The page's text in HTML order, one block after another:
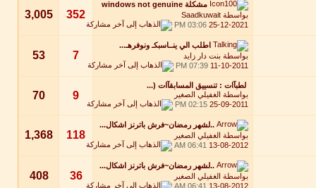
مشكلة windows not genuine
بواسطة Saadkuwait
25-12-2021
03:06 PM
352
3,005
اطلب الي ينــاسبكـ ونوفرهـ...
بواسطة بنت دار زايد
11-10-2011
07:39 PM
7
53
لطبآات : تنسييق المسابقآات (...
بواسطة الغفيلي الصغير
25-09-2011
02:15 PM
9
70
..لشهر رمضان~فرش باترنز اشكال...
بواسطة الغفيلي الصغير
13-08-2012
06:41 AM
118
1,368
..لشهر رمضان~فرش باترنز اشكال...
بواسطة الغفيلي الصغير
13-08-2012
06:41 AM
36
408